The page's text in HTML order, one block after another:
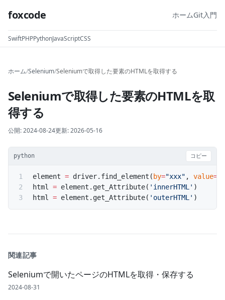
foxcode ホームGit入門
SwiftPHPPythonJavaScriptCSS
ホーム/Selenium/Seleniumで取得した要素のHTMLを取得する
Seleniumで取得した要素のHTMLを取
得する
公開:2024-08-24更新:2026-05-16
python コピー
element = driver.find_element( by="xxx" , value=
html = element.get_Attribute( 'innerHTML' )
html = element.get_Attribute( 'outerHTML' )
関連記事
Seleniumで開いたページのHTMLを取得・保存する
2024-08-31